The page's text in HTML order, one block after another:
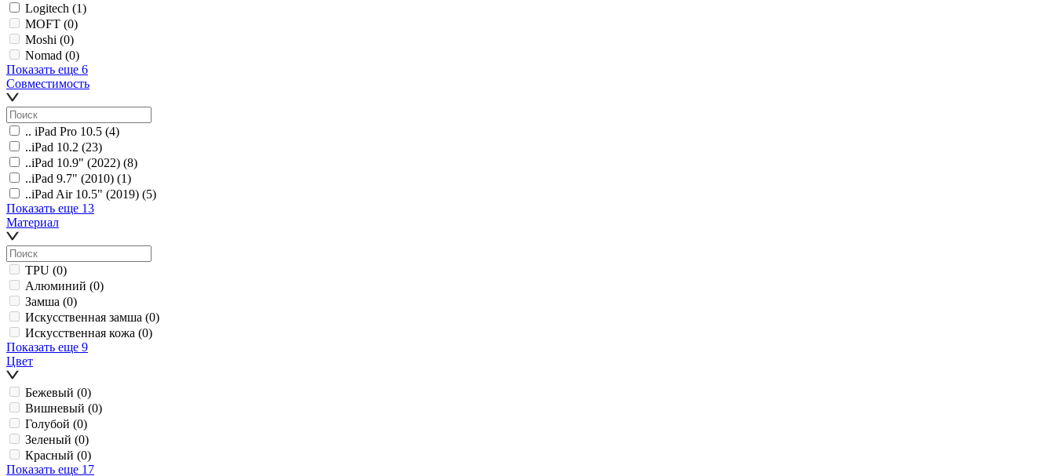
Logitech (1)
MOFT (0)
Moshi (0)
Nomad (0)
Показать еще 6
Совместимость
.. iPad Pro 10.5 (4)
..iPad 10.2 (23)
..iPad 10.9" (2022) (8)
..iPad 9.7" (2010) (1)
..iPad Air 10.5" (2019) (5)
Показать еще 13
Материал
TPU (0)
Алюминий (0)
Замша (0)
Искусственная замша (0)
Искусственная кожа (0)
Показать еще 9
Цвет
Бежевый (0)
Вишневый (0)
Голубой (0)
Зеленый (0)
Красный (0)
Показать еще 17